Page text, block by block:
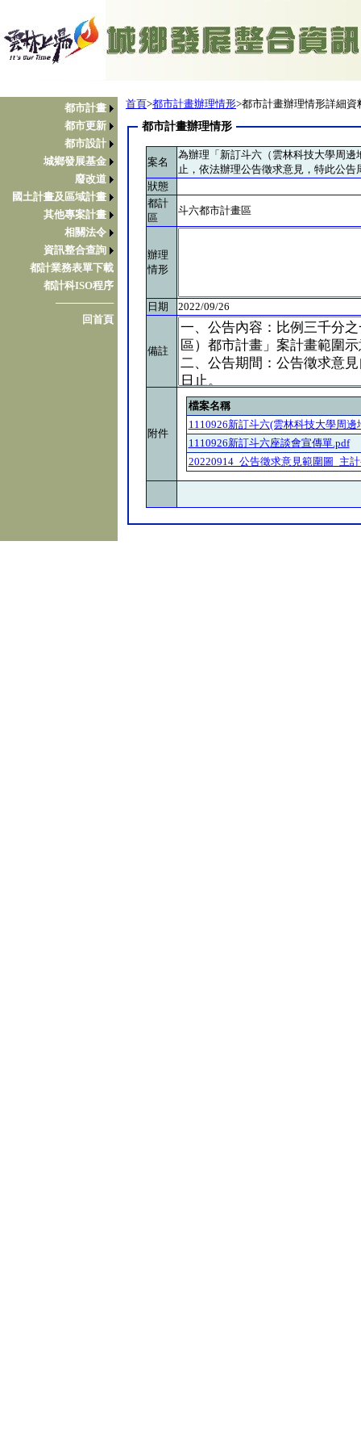
都市計畫
都市更新
都市設計
城鄉發展基金
廢改道
國土計畫及區域計畫
其他專案計畫
相關法令
資訊整合查詢
都計業務表單下載
都計科ISO程序
────────
回首頁
首頁>都市計畫辦理情形>都市計畫辦理情形詳細資
都市計畫辦理情形
案名
為辦理「新訂斗六（雲林科技大學周
止，依法辦理公告徵求意見，特此公告
狀態
都計
區
斗六都市計畫區
辦理
情形
日期 2022/09/26
備註
附件
檔案名稱
1110926新訂斗六(雲林科技大學周邊
1110926新訂斗六座談會宣傳單.pdf
20220914_公告徵求意見範圍圖_主